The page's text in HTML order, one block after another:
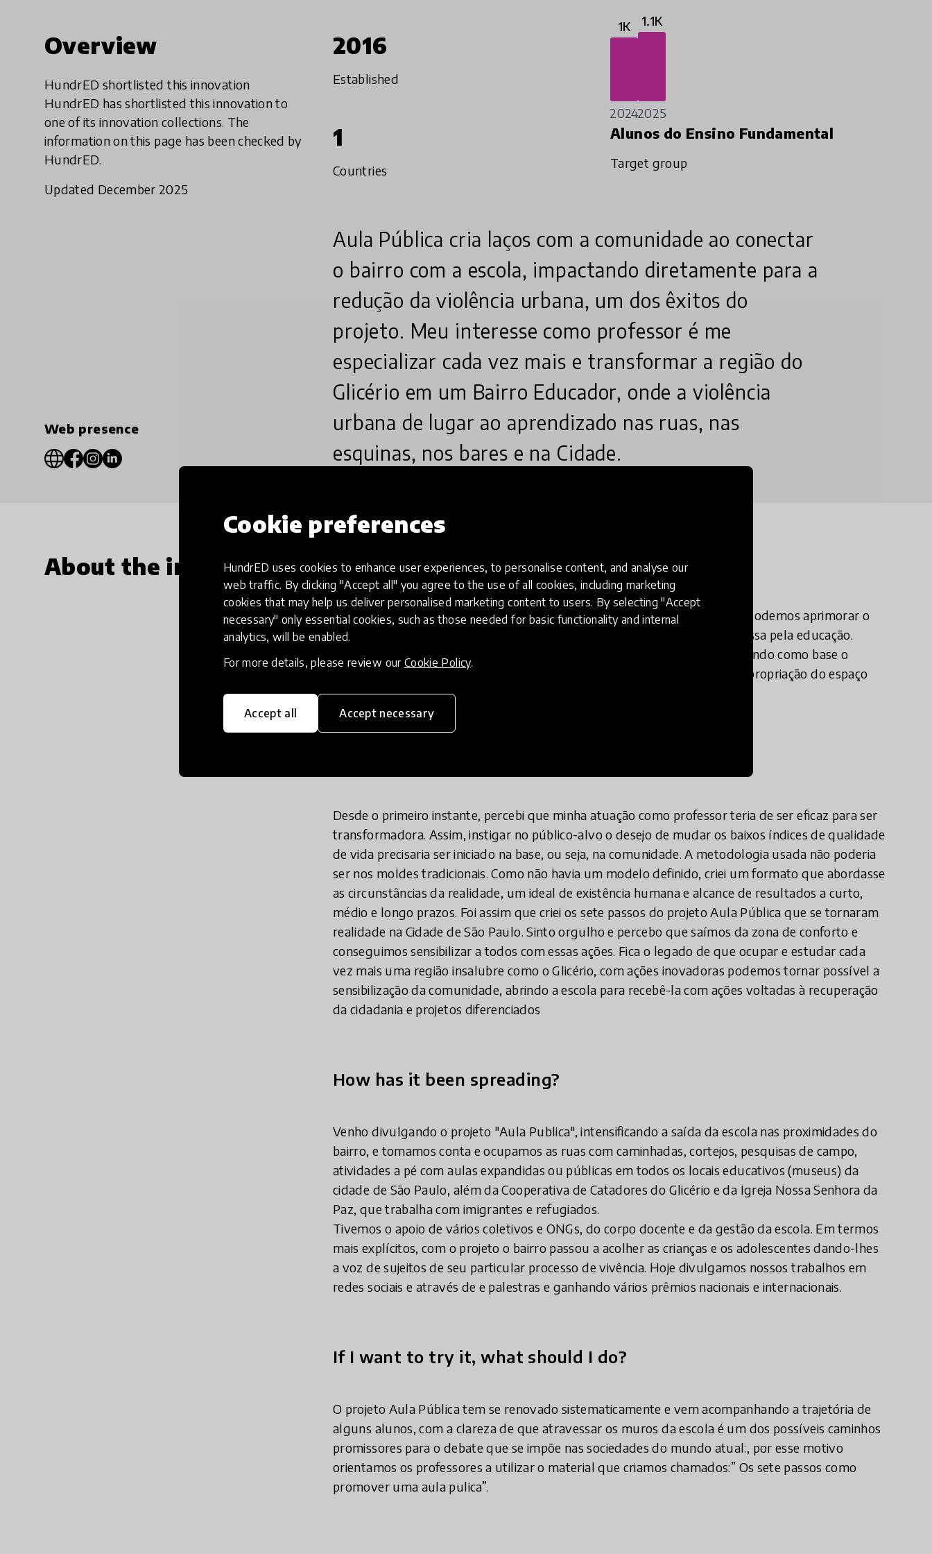
Cookie preferences
HundrED uses cookies to enhance user experiences, to personalise content, and analyse our
web traffic. By clicking "Accept all" you agree to the use of all cookies, including marketing
cookies that may help us deliver personalised marketing content to users. By selecting "Accept
necessary" only essential cookies, such as those needed for basic functionality and internal
analytics, will be enabled.
For more details, please review our Cookie Policy.
Accept all Accept necessary
Overview
HundrED shortlisted this innovation
HundrED has shortlisted this innovation to
one of its innovation collections. The
information on this page has been checked by
HundrED.
Updated December 2025
Web presence
2016
Established
1K
2024
1.1K
2025
1
Countries
Alunos do Ensino Fundamental
Target group
Aula Pública cria laços com a comunidade ao conectar
o bairro com a escola, impactando diretamente para a
redução da violência urbana, um dos êxitos do
projeto. Meu interesse como professor é me
especializar cada vez mais e transformar a região do
Glicério em um Bairro Educador, onde a violência
urbana de lugar ao aprendizado nas ruas, nas
esquinas, nos bares e na Cidade.
About the innovation Why did you create this innovation?
Criei essa inovação por acreditar no serviço público e ter a certeza de que podemos aprimorar o
atendimento aos nossos alunos e ter a certeza que a transformação se passa pela educação.
Tenho me posicionado e lutado pela melhoria da escola pública, sempre tendo como base o
pensamento de Paulo Freire, e enxerguei na Aula Pública uma forma de apropriação do espaço
publico como fator educativo.
Desde o primeiro instante, percebi que minha atuação como professor teria de ser eficaz para ser
transformadora. Assim, instigar no público-alvo o desejo de mudar os baixos índices de qualidade
de vida precisaria ser iniciado na base, ou seja, na comunidade. A metodologia usada não poderia
ser nos moldes tradicionais. Como não havia um modelo definido, criei um formato que abordasse
as circunstâncias da realidade, um ideal de existência humana e alcance de resultados a curto,
médio e longo prazos. Foi assim que criei os sete passos do projeto Aula Pública que se tornaram
realidade na Cidade de São Paulo. Sinto orgulho e percebo que saímos da zona de conforto e
conseguimos sensibilizar a todos com essas ações. Fica o legado de que ocupar e estudar cada
vez mais uma região insalubre como o Glicério, com ações inovadoras podemos tornar possível a
sensibilização da comunidade, abrindo a escola para recebê-la com ações voltadas à recuperação
da cidadania e projetos diferenciados
How has it been spreading?
Venho divulgando o projeto "Aula Publica", intensificando a saída da escola nas proximidades do
bairro, e tomamos conta e ocupamos as ruas com caminhadas, cortejos, pesquisas de campo,
atividades a pé com aulas expandidas ou públicas em todos os locais educativos (museus) da
cidade de São Paulo, além da Cooperativa de Catadores do Glicério e da Igreja Nossa Senhora da
Paz, que trabalha com imigrantes e refugiados.
Tivemos o apoio de vários coletivos e ONGs, do corpo docente e da gestão da escola. Em termos
mais explícitos, com o projeto o bairro passou a acolher as crianças e os adolescentes dando-lhes
a voz de sujeitos de seu particular processo de vivência. Hoje divulgamos nossos trabalhos em
redes sociais e através de e palestras e ganhando vários prêmios nacionais e internacionais.
If I want to try it, what should I do?
O projeto Aula Pública tem se renovado sistematicamente e vem acompanhando a trajetória de
alguns alunos, com a clareza de que atravessar os muros da escola é um dos possíveis caminhos
promissores para o debate que se impõe nas sociedades do mundo atual:, por esse motivo
orientamos os professores a utilizar o material que criamos chamados:” Os sete passos como
promover uma aula pulica”.